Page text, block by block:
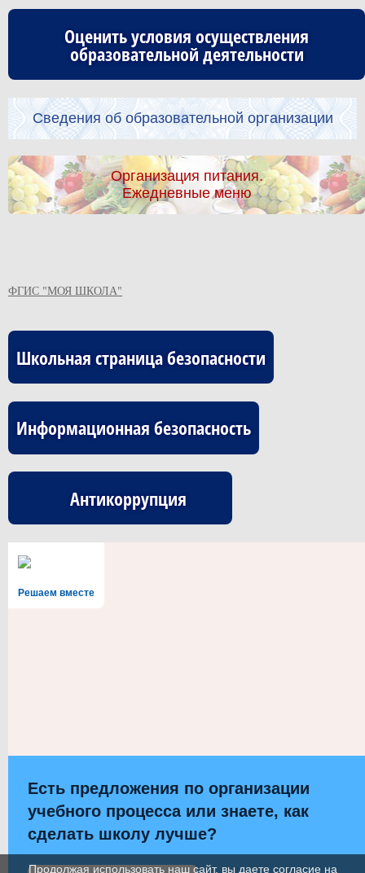
Оценить условия осуществления
образовательной деятельности
Сведения об образовательной организации
Организация питания.
Ежедневные меню
ФГИС "МОЯ ШКОЛА"
Школьная страница безопасности
Информационная безопасность
Антикоррупция
Решаем вместе
Есть предложения по организации
учебного процесса или знаете, как
сделать школу лучше?
Продолжая использовать наш сайт, вы даете согласие на